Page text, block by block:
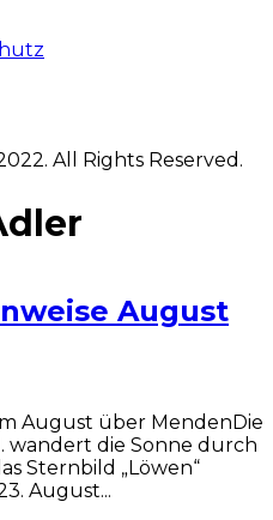
All Rights Reserved.
August
August über MendenDie
wandert die Sonne durch
Sternbild „Löwen“
August...